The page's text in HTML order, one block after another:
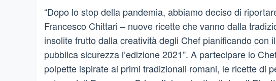
“Dopo lo stop della pandemia, abbiamo deciso di
Francesco Chittari – nuove ricette che vanno dalla
insolite frutto dalla creatività degli Chef pianificando con
pubblica sicurezza l’edizione 2021”. A partecipare lo
polpette ispirate ai primi tradizionali romani, le ricette di